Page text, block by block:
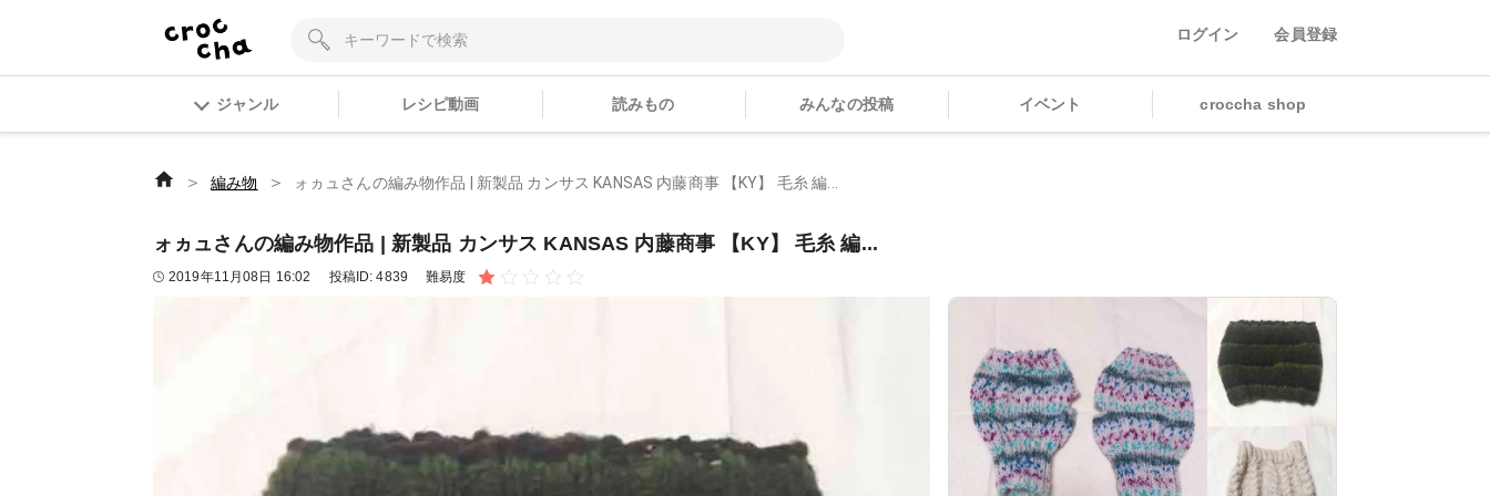
ログイン 会員登録
ジャンル レシピ動画 読みもの みんなの投稿 イベント croccha shop
＞ 編み物 ＞ ォヵュさんの編み物作品 | 新製品 カンサス KANSAS 内藤商事 【KY】 毛糸 編...
ォヵュさんの編み物作品 | 新製品 カンサス KANSAS 内藤商事 【KY】 毛糸 編...
2019年11月08日 16:02 投稿ID:4839 難易度